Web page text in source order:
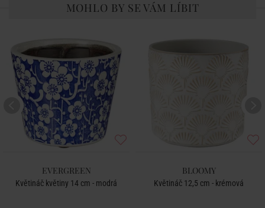
MOHLO BY SE VÁM LÍBIT
EVERGREEN
Květináč květiny 14 cm - modrá
BLOOMY
Květináč 12,5 cm - krémová